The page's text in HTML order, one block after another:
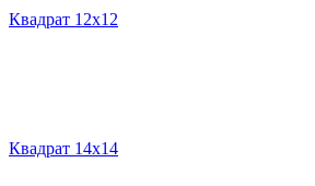
Квадрат 12х12
Квадрат 14х14